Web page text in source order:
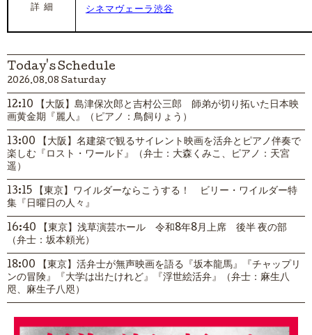
詳 細 シネマヴェーラ渋谷
Today's Schedule
2026.08.08 Saturday
12:10 【大阪】島津保次郎と吉村公三郎 師弟が切り拓いた日本映
画黄金期『麗人』（ピアノ：鳥飼りょう）
13:00 【大阪】名建築で観るサイレント映画を活弁とピアノ伴奏で
楽しむ『ロスト・ワールド』（弁士：大森くみこ、ピアノ：天宮
遥）
13:15 【東京】ワイルダーならこうする！ ビリー・ワイルダー特
集『日曜日の人々』
16:40 【東京】浅草演芸ホール 令和8年8月上席 後半 夜の部
（弁士：坂本頼光）
18:00 【東京】活弁士が無声映画を語る『坂本龍馬』『チャップリ
ンの冒険』『大学は出たけれど』『浮世絵活弁』（弁士：麻生八
咫、麻生子八咫）